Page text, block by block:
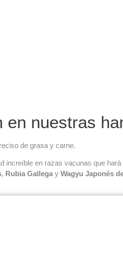
nuestras
de grasa y carne.
en razas vacunas que
, Rubia Gallega y Wagyu Japonés